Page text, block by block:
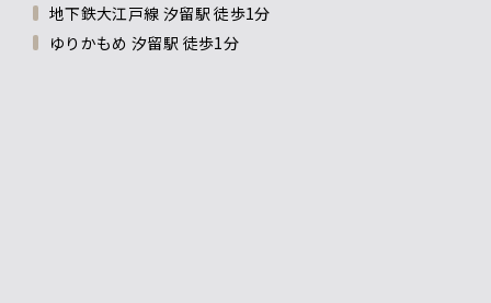
地下鉄大江戸線 汐留駅 徒歩1分
ゆりかもめ 汐留駅 徒歩1分